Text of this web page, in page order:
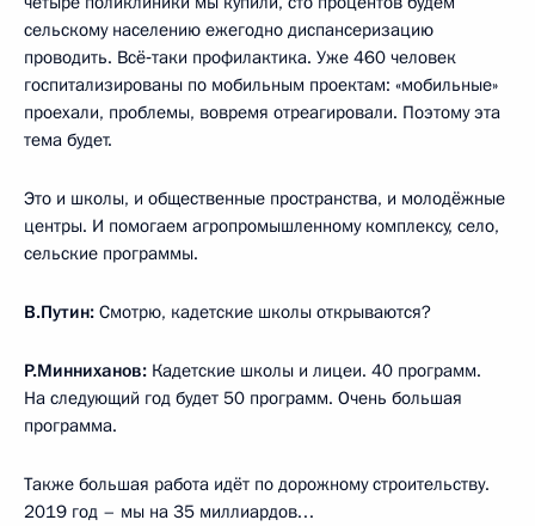
сельскому населению ежегодно диспансеризацию
проводить. Всё‑таки профилактика. Уже 460 человек
госпитализированы по мобильным проектам: «мобильные»
проехали, проблемы, вовремя отреагировали. Поэтому эта
тема будет.
Это и школы, и общественные пространства, и молодёжные
центры. И помогаем агропромышленному комплексу, село,
сельские программы.
В.Путин: Смотрю, кадетские школы открываются?
Р.Минниханов: Кадетские школы и лицеи. 40 программ.
На следующий год будет 50 программ. Очень большая
программа.
Также большая работа идёт по дорожному строительству.
2019 год – мы на 35 миллиардов…